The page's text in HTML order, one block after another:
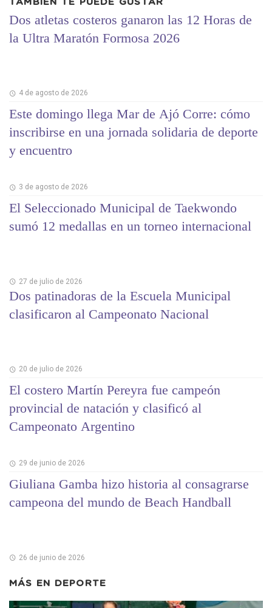
TAMBIÉN TE PUEDE GUSTAR
Dos atletas costeros ganaron las 12 Horas de
la Ultra Maratón Formosa 2026
4 de agosto de 2026
Este domingo llega Mar de Ajó Corre: cómo
inscribirse en una jornada solidaria de deporte
y encuentro
3 de agosto de 2026
El Seleccionado Municipal de Taekwondo
sumó 12 medallas en un torneo internacional
27 de julio de 2026
Dos patinadoras de la Escuela Municipal
clasificaron al Campeonato Nacional
20 de julio de 2026
El costero Martín Pereyra fue campeón
provincial de natación y clasificó al
Campeonato Argentino
29 de junio de 2026
Giuliana Gamba hizo historia al consagrarse
campeona del mundo de Beach Handball
26 de junio de 2026
MÁS EN DEPORTE